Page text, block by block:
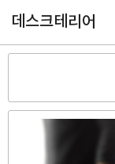
데스크테리어